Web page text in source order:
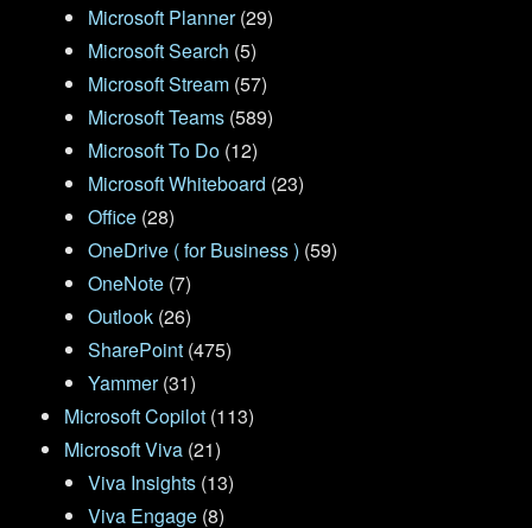
Microsoft Planner(29)
Microsoft Search (5)
Microsoft Stream (57)
Microsoft Teams (589)
Microsoft To Do (12)
Microsoft Whiteboard (23)
Office (28)
OneDrive ( for Business ) (59)
OneNote (7)
Outlook (26)
SharePoint (475)
Yammer(31)
Microsoft Copilot (113)
Microsoft Viva (21)
Viva Insights (13)
Viva Engage (8)